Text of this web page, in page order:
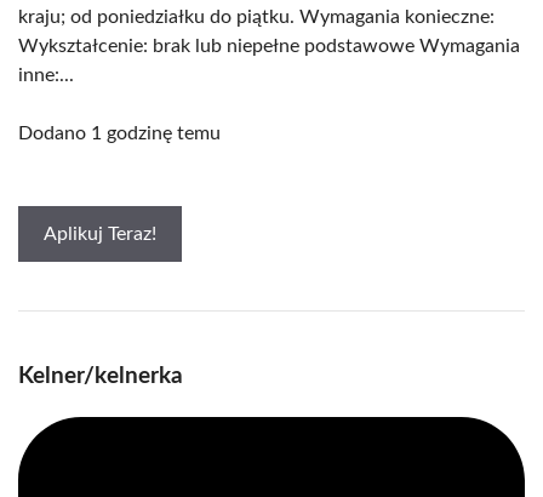
kraju; od poniedziałku do piątku. Wymagania konieczne:
Wykształcenie: brak lub niepełne podstawowe Wymagania
inne:...
Dodano 1 godzinę temu
Aplikuj Teraz!
Kelner/kelnerka